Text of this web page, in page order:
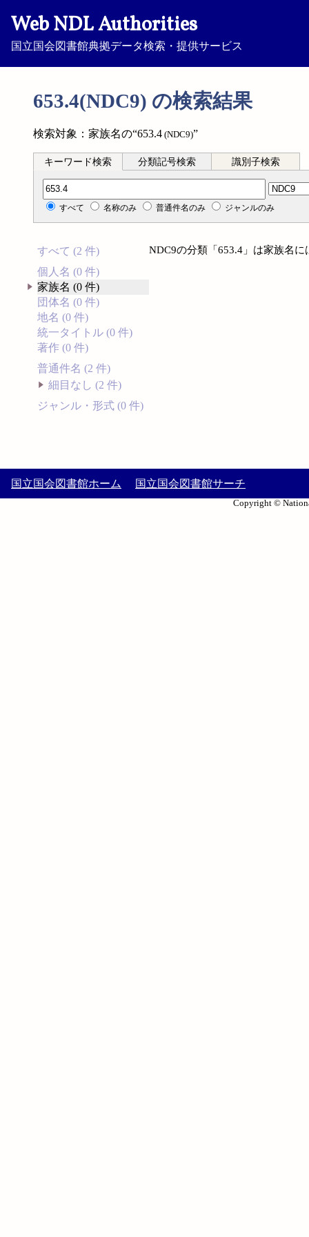
Web NDL Authorities
国立国会図書館典拠データ検索・提供サービス
653.4(NDC9) の検索結果
検索対象：家族名の“653.4 (NDC9)”
キーワード検索 分類記号検索 識別子検索
分類記号検索
すべて 名称のみ 普通件名のみ ジャンルのみ
すべて (2 件)
個人名 (0 件)
家族名 (0 件)
団体名 (0 件)
地名 (0 件)
統一タイトル (0 件)
著作 (0 件)
普通件名 (2 件)
細目なし (2 件)
ジャンル・形式 (0 件)
NDC9の分類「653.4」は家族名
国立国会図書館ホーム 国立国会図書館サーチ
Copyright ©